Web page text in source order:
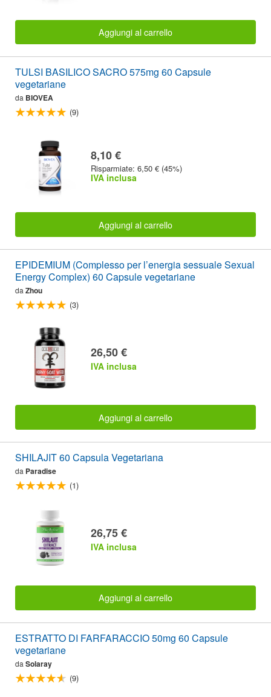
Aggiungi al carrello
TULSI BASILICO SACRO 575mg 60 Capsule
vegetariane
da BIOVEA
(9)
8,10 €
Risparmiate: 6,50 € (45%)
IVA inclusa
Aggiungi al carrello
EPIDEMIUM (Complesso per l’energia sessuale Sexual
Energy Complex) 60 Capsule vegetariane
da Zhou
(3)
26,50 €
IVA inclusa
Aggiungi al carrello
SHILAJIT 60 Capsula Vegetariana
da Paradise
(1)
26,75 €
IVA inclusa
Aggiungi al carrello
ESTRATTO DI FARFARACCIO 50mg 60 Capsule
vegetariane
da Solaray
(9)